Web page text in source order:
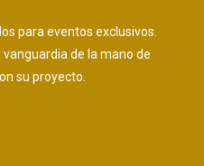
para eventos exclusivos.
de la mano de
su proyecto.